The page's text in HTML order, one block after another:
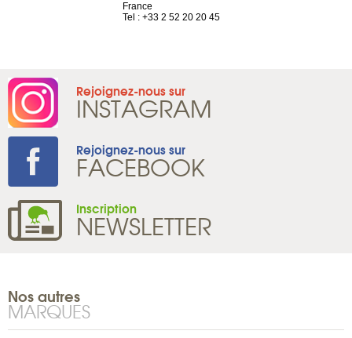
France
Tel : +33 2 52 20 20 45
Rejoignez-nous sur
INSTAGRAM
Rejoignez-nous sur
FACEBOOK
Inscription
NEWSLETTER
Nos autres
MARQUES